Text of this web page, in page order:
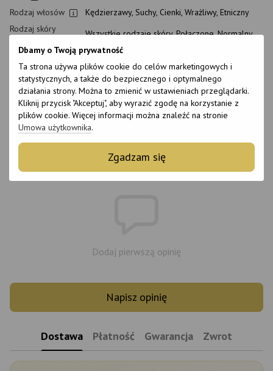
Dbamy o Twoją prywatność
Ta strona używa plików cookie do celów marketingowych i
statystycznych, a także do bezpiecznego i optymalnego
działania strony. Można to zmienić w ustawieniach przeglądarki.
Kliknij przycisk "Akceptuj", aby wyrazić zgodę na korzystanie z
plików cookie. Więcej informacji można znaleźć na stronie
Umowa użytkownika.
Zgadzam się
Rodzaj włosów
Kędzierzawy, Suchy, Cienki, Wrażliwy, Etniczny
Rodzaj skóry
głowy
Wszystkie rodzaje skóry, Połączone, Normalny
Przeznaczenie
Odżywianie, Nawilżanie, Wzmocnienie
Wiek
14+
Nadaje się dla
kobiet w ciąży
Tak
Okres trwałości
po otwarciu
12 miesięcy
Dodaj pierwszą opinię
Napisz opinię
Dostawa Płatność Gwarancja Zwrot